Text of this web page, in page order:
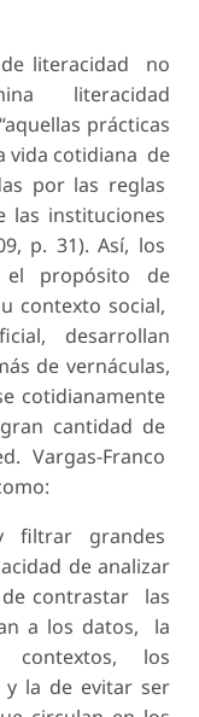
literacidad no
literacidad
prácticas
vida cotidiana de
por las reglas
las instituciones
p. 31). Así, los
el propósito de
contexto social,
desarrollan
de vernáculas,
cotidianamente
cantidad de
Vargas-Franco
filtrar grandes
de analizar
contrastar las
a los datos, la
los
y la de evitar ser